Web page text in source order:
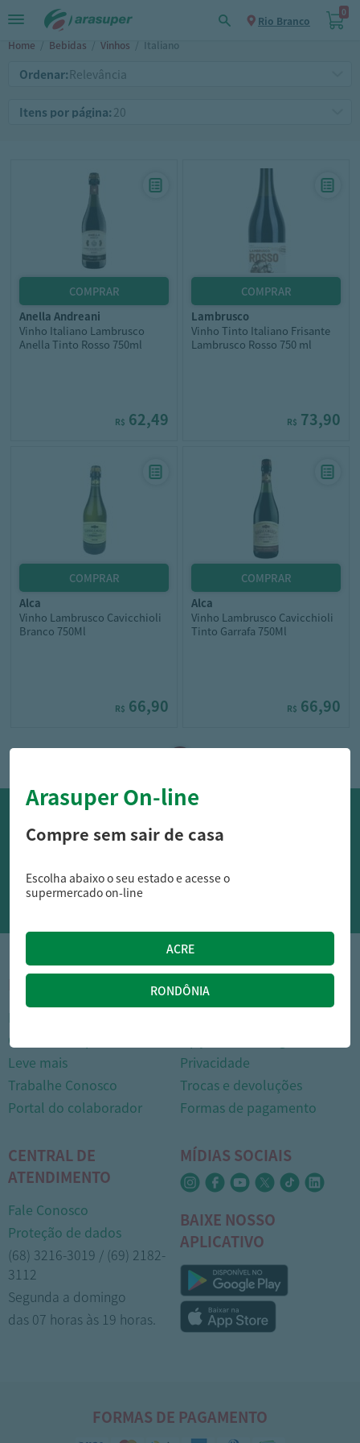
Rio Branco
0
Home / Bebidas / Vinhos / Italiano
Ordenar:
Itens por página:
anella andreani
Vinho Italiano Lambrusco
Anella Tinto Rosso 750ml
R$ 62,49
lambrusco
Vinho Tinto Italiano Frisante
Lambrusco Rosso 750 ml
R$ 73,90
alca
Vinho Lambrusco Cavicchioli
Branco 750Ml
R$ 66,90
alca
Vinho Lambrusco Cavicchioli
Tinto Garrafa 750Ml
R$ 66,90
OFERTAS NO WHATSAPP:
Siga nossos canais oficiais de ofertas no Whasapp!
RECEBER OFERTAS
INSTITUCIONAL
Cartão Arasuper
Leve mais
Trabalhe Conosco
Portal do colaborador
DÚVIDAS FREQUENTES
Privacidade
Trocas e devoluções
Formas de pagamento
CENTRAL DE
ATENDIMENTO
Fale Conosco
Proteção de dados
(68) 3216-3019 / (69) 2182-
3112
Segunda a domingo
das 07 horas às 19 horas.
MÍDIAS SOCIAIS
BAIXE NOSSO
APLICATIVO
FORMAS DE PAGAMENTO
Arasuper On-line
Compre sem sair de casa
Escolha abaixo o seu estado e acesse o
supermercado on-line